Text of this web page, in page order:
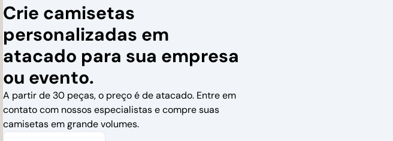
Crie camisetas
personalizadas em
atacado para sua empresa
ou evento.
A partir de 30 peças, o preço é de atacado. Entre em
contato com nossos especialistas e compre suas
camisetas em grande volumes.